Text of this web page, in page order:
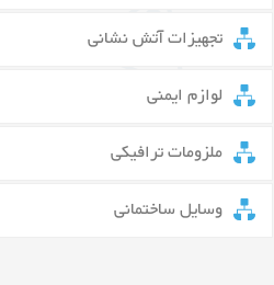
تجهیزات آتش نشانی
لوازم ایمنی
ملزومات ترافیکی
وسایل ساختمانی